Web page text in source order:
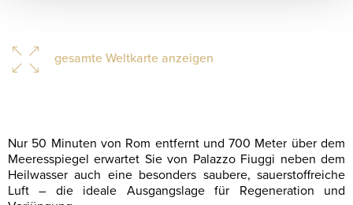
gesamte Weltkarte anzeigen
Nur 50 Minuten von Rom entfernt und 700 Meter über dem
Meeresspiegel erwartet Sie von Palazzo Fiuggi neben dem
Heilwasser auch eine besonders saubere, sauerstoffreiche
Luft – die ideale Ausgangslage für Regeneration und